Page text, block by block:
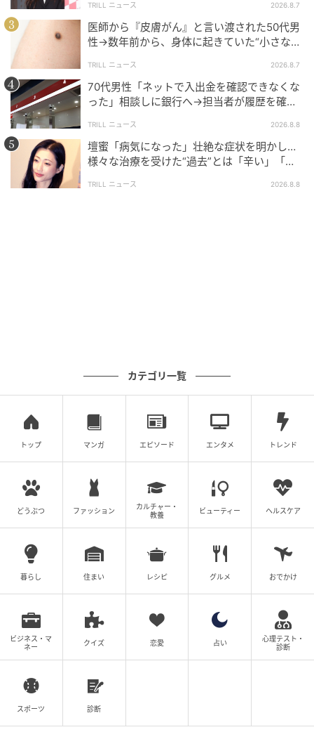
TRILL ニュース 2026.8.7
医師から『皮膚がん』と言い渡された50代男
性→数年前から、身体に起きていた“小さな異
TRILL ニュース 2026.8.7
70代男性「ネットで入出金を確認できなくな
った」相談しに銀行へ→担当者が履歴を確認
TRILL ニュース 2026.8.8
壇蜜「病気になった」壮絶な症状を明かし…
様々な治療を受けた“過去”とは「辛い」「苦
TRILL ニュース 2026.8.8
カテゴリ一覧
トップ マンガ エピソード エンタメ トレンド
どうぶつ ファッション
カルチャー・
教養
ビューティー ヘルスケア
暮らし 住まい レシピ グルメ おでかけ
ビジネス・マ
ネー
クイズ 恋愛 占い
心理テスト・
診断
スポーツ 診断